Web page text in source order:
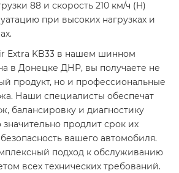
88 и скорость 210 км/ч (H)
при высоких нагрузках и
Extra KB33 в нашем шинном
в Донецке ДНР, вы получаете не
продукт, но и профессиональные
Наши специалисты обеспечат
балансировку и диагностику
продлит срок их
вашего автомобиля.
подход к обслуживанию
всех технических требований.